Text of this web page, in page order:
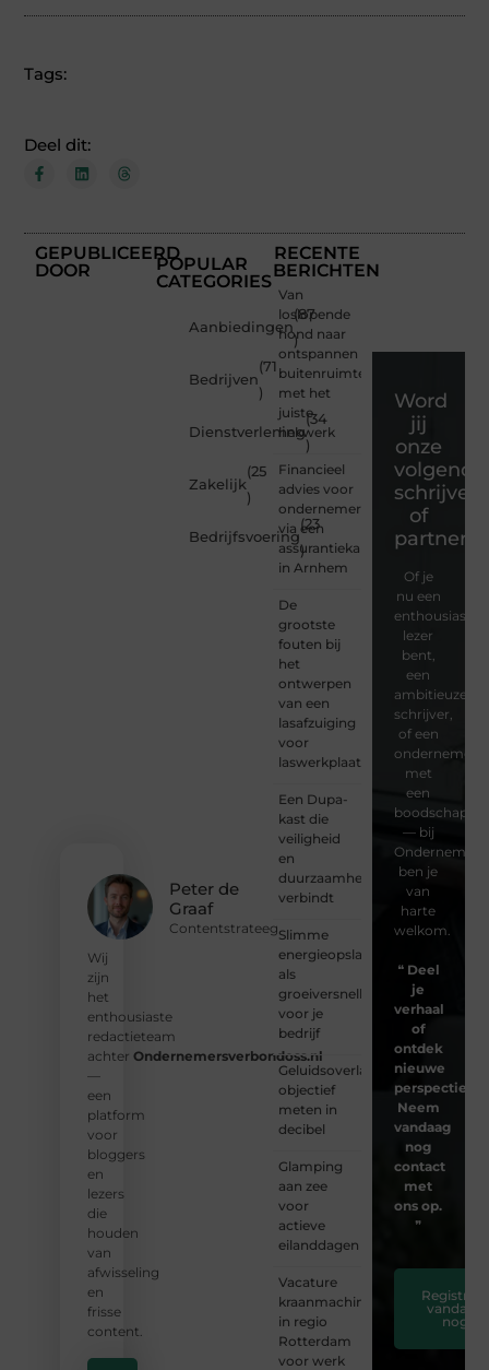
Tags:
Deel dit:
GEPUBLICEERD
DOOR
Peter de
Graaf
Contentstrateeg
Wij
zijn
het
enthousiaste
redactieteam
achter Ondernemersverbondoss.nl
—
een
platform
voor
bloggers
en
lezers
die
houden
van
afwisseling
en
frisse
content.
POPULAR
CATEGORIES
Aanbiedingen
(87
)
Bedrijven
(71
)
Dienstverlening
(34
)
Zakelijk
(25
)
Bedrijfsvoering
(23
)
RECENTE
BERICHTEN
Van
loslopende
hond naar
ontspannen
buitenruimte
met het
juiste
hekwerk
Financieel
advies voor
ondernemers
via een
assurantiekantoor
in Arnhem
De
grootste
fouten bij
het
ontwerpen
van een
lasafzuiging
voor
laswerkplaatsen
Een Dupa-
kast die
veiligheid
en
duurzaamheid
verbindt
Slimme
energieopslag
als
groeiversneller
voor je
bedrijf
Geluidsoverlast
objectief
meten in
decibel
Glamping
aan zee
voor
actieve
eilanddagen
Vacature
kraanmachinist
in regio
Rotterdam
voor werk
Word
jij
onze
volgende
schrijver
of
partner?
Of je
nu een
enthousiaste
lezer
bent,
een
ambitieuze
schrijver,
of een
ondernemer
met
een
boodschap
— bij
ben je
van
harte
welkom.
❝ Deel
je
verhaal
of
ontdek
nieuwe
Neem
vandaag
nog
contact
met
ons op.
❞
Registreer
vandaag
nog